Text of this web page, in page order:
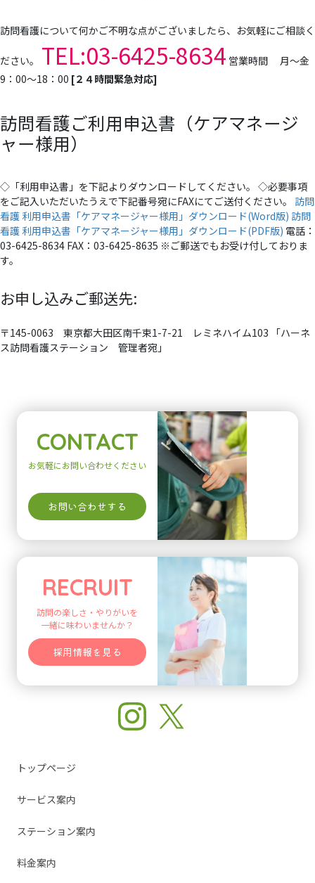
訪問看護について何かご不明な点がございましたら、お気軽にご相談く
ださい。 TEL:03-6425-8634 営業時間 月～金
9：00～18：00 [２４時間緊急対応]
訪問看護ご利用申込書（ケアマネージ
ャー様用）
◇「利用申込書」を下記よりダウンロードしてください。 ◇必要事項
をご記入いただいたうえで下記番号宛にFAXにてご送付ください。 訪問
看護 利用申込書「ケアマネージャー様用」ダウンロード(Word版) 訪問
看護 利用申込書「ケアマネージャー様用」ダウンロード(PDF版) 電話：
03-6425-8634 FAX：03-6425-8635 ※ご郵送でもお受け付しておりま
す。
お申し込みご郵送先:
〒145-0063 東京都大田区南千束1-7-21 レミネハイム103 「ハーネ
ス訪問看護ステーション 管理者宛」
CONTACT
お気軽にお問い合わせください
お問い合わせする
RECRUIT
訪問の楽しさ・やりがいを
一緒に味わいませんか？
採用情報を見る
トップページ
サービス案内
ステーション案内
料金案内